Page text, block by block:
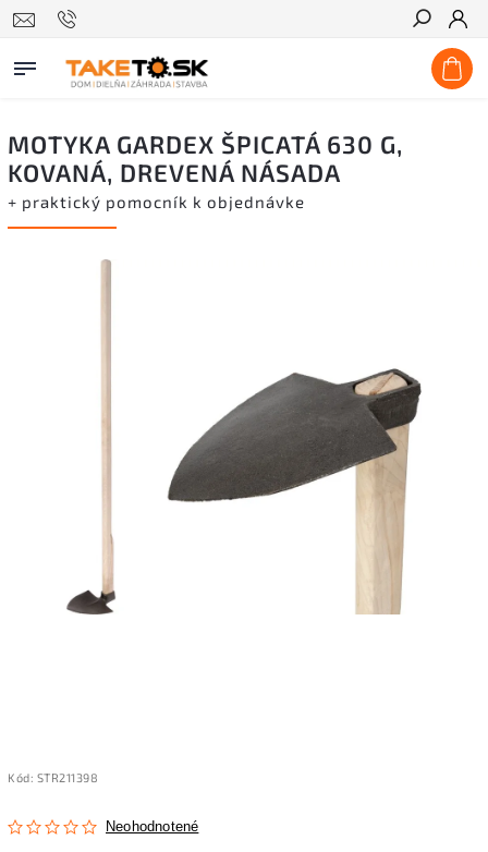
Hľadať
MOTYKA GARDEX ŠPICATÁ 630 G,
KOVANÁ, DREVENÁ NÁSADA
+ praktický pomocník k objednávke
Kód: STR211398
Neohodnotené